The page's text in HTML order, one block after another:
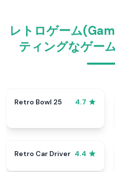
レトロゲーム
ティングなゲー
Retro Bowl 25 4.7
Retro Car Driver 4.4